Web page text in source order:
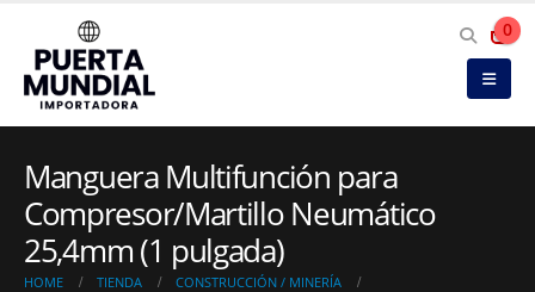
0
Manguera Multifunción para
Compresor/Martillo Neumático
25,4mm (1 pulgada)
HOME TIENDA
CONSTRUCCIÓN / MINERÍA